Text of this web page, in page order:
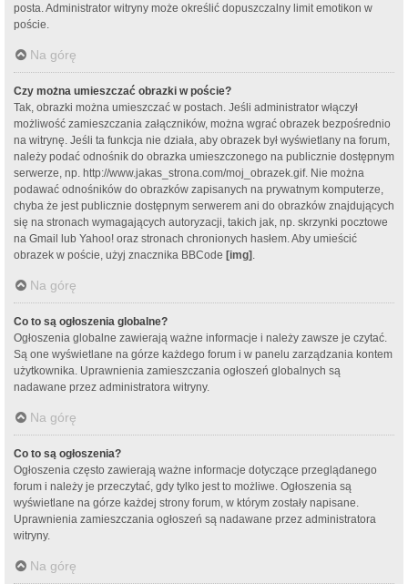
posta. Administrator witryny może określić dopuszczalny limit emotikon w
poście.
Na górę
Czy można umieszczać obrazki w poście?
Tak, obrazki można umieszczać w postach. Jeśli administrator włączył
możliwość zamieszczania załączników, można wgrać obrazek bezpośrednio
na witrynę. Jeśli ta funkcja nie działa, aby obrazek był wyświetlany na forum,
należy podać odnośnik do obrazka umieszczonego na publicznie dostępnym
serwerze, np. http://www.jakas_strona.com/moj_obrazek.gif. Nie można
podawać odnośników do obrazków zapisanych na prywatnym komputerze,
chyba że jest publicznie dostępnym serwerem ani do obrazków znajdujących
się na stronach wymagających autoryzacji, takich jak, np. skrzynki pocztowe
na Gmail lub Yahoo! oraz stronach chronionych hasłem. Aby umieścić
obrazek w poście, użyj znacznika BBCode [img].
Na górę
Co to są ogłoszenia globalne?
Ogłoszenia globalne zawierają ważne informacje i należy zawsze je czytać.
Są one wyświetlane na górze każdego forum i w panelu zarządzania kontem
użytkownika. Uprawnienia zamieszczania ogłoszeń globalnych są
nadawane przez administratora witryny.
Na górę
Co to są ogłoszenia?
Ogłoszenia często zawierają ważne informacje dotyczące przeglądanego
forum i należy je przeczytać, gdy tylko jest to możliwe. Ogłoszenia są
wyświetlane na górze każdej strony forum, w którym zostały napisane.
Uprawnienia zamieszczania ogłoszeń są nadawane przez administratora
witryny.
Na górę